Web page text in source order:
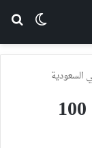
السعودية
4 مدن سعودية بقائمة أهم 100